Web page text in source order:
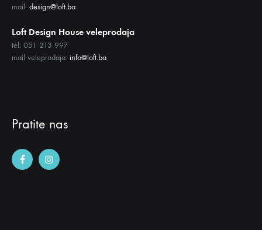
mail: design@loft.ba
Loft Design House veleprodaja
tel: 051 213 997
mail veleprodaja: info@loft.ba
Pratite nas